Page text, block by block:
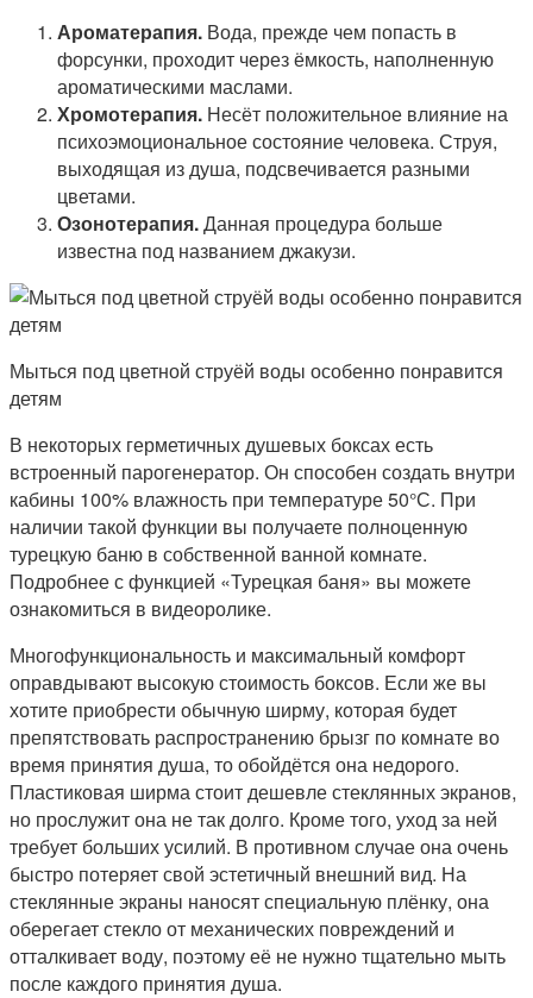
Ароматерапия. Вода, прежде чем попасть в
форсунки, проходит через ёмкость, наполненную
ароматическими маслами.
Хромотерапия. Несёт положительное влияние на
психоэмоциональное состояние человека. Струя,
выходящая из душа, подсвечивается разными
цветами.
Озонотерапия.Данная процедура больше
известна под названием джакузи.
Мыться под цветной струёй воды особенно понравится
детям
В некоторых герметичных душевых боксах есть
встроенный парогенератор. Он способен создать внутри
кабины 100% влажность при температуре 50°С. При
наличии такой функции вы получаете полноценную
турецкую баню в собственной ванной комнате.
Подробнее с функцией «Турецкая баня» вы можете
ознакомиться в видеоролике.
Многофункциональность и максимальный комфорт
оправдывают высокую стоимость боксов. Если же вы
хотите приобрести обычную ширму, которая будет
препятствовать распространению брызг по комнате во
время принятия душа, то обойдётся она недорого.
Пластиковая ширма стоит дешевле стеклянных экранов,
но прослужит она не так долго. Кроме того, уход за ней
требует больших усилий. В противном случае она очень
быстро потеряет свой эстетичный внешний вид. На
стеклянные экраны наносят специальную плёнку, она
оберегает стекло от механических повреждений и
отталкивает воду, поэтому её не нужно тщательно мыть
после каждого принятия душа.